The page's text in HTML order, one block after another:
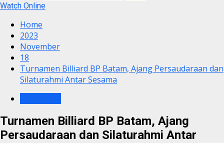
Watch Online
Home
2023
November
18
Turnamen Billiard BP Batam, Ajang Persaudaraan dan
Silaturahmi Antar Sesama
Turnamen Billiard BP Batam, Ajang
Persaudaraan dan Silaturahmi Antar